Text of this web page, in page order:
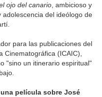
ojo del canario , ambicioso y
del ideólogo de
para las publicaciones del
Cinematográfica (ICAIC),
"sino un itinerario espiritual"
película sobre José